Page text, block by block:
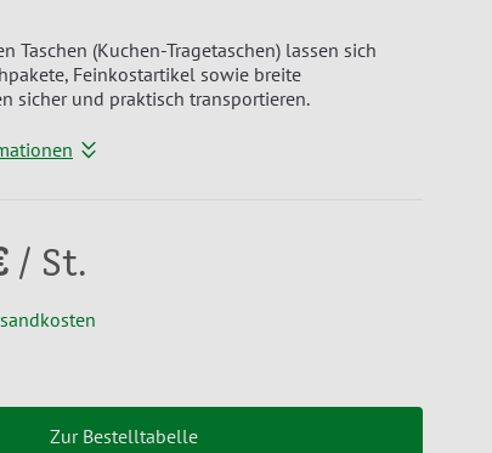
Taschen (Kuchen-Tragetaschen) lassen sich
Feinkostartikel sowie breite
sicher und praktisch transportieren.
/ St.
Zur Bestelltabelle